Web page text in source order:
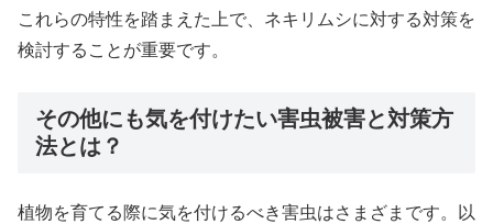
これらの特性を踏まえた上で、ネキリムシに対する対策を
検討することが重要です。
その他にも気を付けたい害虫被害と対策方
法とは？
植物を育てる際に気を付けるべき害虫はさまざまです。以